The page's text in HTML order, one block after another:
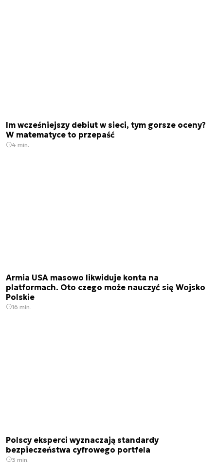
Im wcześniejszy debiut w sieci, tym gorsze oceny?
W matematyce to przepaść
4 min.
Armia USA masowo likwiduje konta na
platformach. Oto czego może nauczyć się Wojsko
Polskie
16 min.
Polscy eksperci wyznaczają standardy
bezpieczeństwa cyfrowego portfela
3 min.